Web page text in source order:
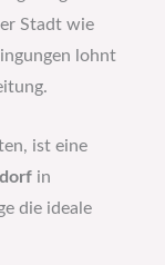
Stadt wie
lohnt
ist eine
in
die ideale